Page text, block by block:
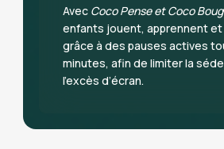
Avec Coco Pense et Coco
enfants jouent, apprennent
grâce à des pauses actives
minutes, afin de limiter la
l’excès d’écran.